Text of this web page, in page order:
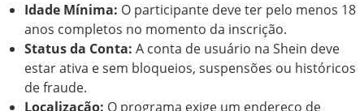
Idade Mínima: O participante deve ter pelo menos 18
anos completos no momento da inscrição.
Status da Conta: A conta de usuário na Shein deve
estar ativa e sem bloqueios, suspensões ou históricos
de fraude.
Localização: O programa exige um endereço de